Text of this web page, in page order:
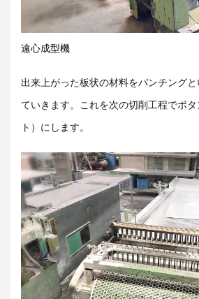
遠心成型機
出来上がった板状の材料をパンチング
ていきます。これを次の切削工程でボ
ト）にします。